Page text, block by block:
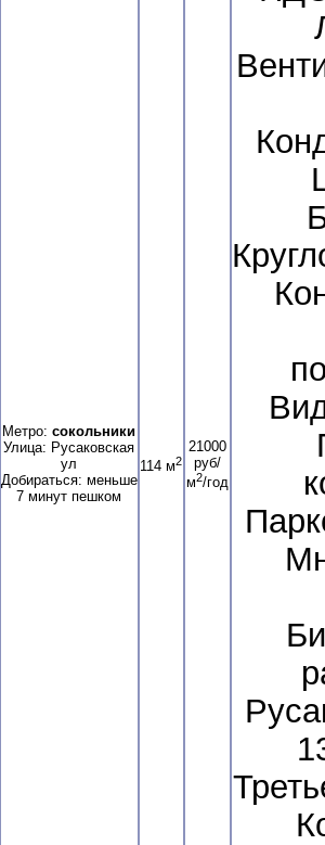
Метро: сокольники
Улица: Русаковская
ул
Добираться: меньше
7 минут пешком
114 м2
21000
руб/
м2/год